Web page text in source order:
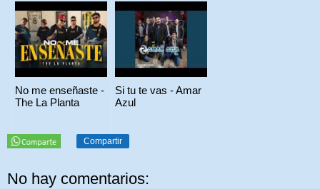
No me enseñaste -
The La Planta
Si tu te vas - Amar
Azul
Compartir
No hay comentarios: